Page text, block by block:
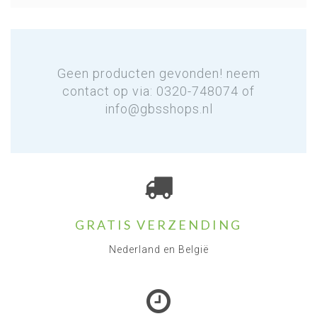
Geen producten gevonden! neem
contact op via: 0320-748074 of
info@gbsshops.nl
GRATIS VERZENDING
Nederland en België